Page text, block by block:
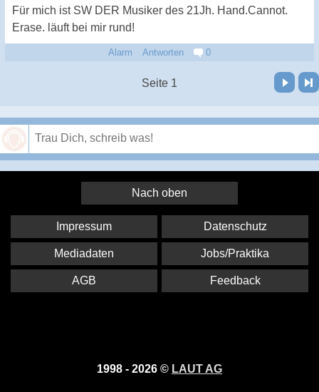
Für mich ist SW DER Musiker des 21Jh. Hand.Cannot.
Erase. läuft bei mir rund!
Alarm Antworten 0
Seite 1
Vor Letzte Seite
Nach oben
1998 - 2026 © LAUT AG
Impressum Datenschutz
Mediadaten Jobs/Praktika
AGB Feedback